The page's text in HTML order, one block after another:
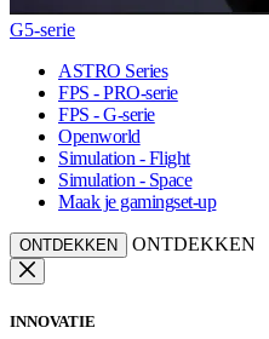
G5-serie
ASTRO Series
FPS - PRO-serie
FPS - G-serie
Openworld
Simulation - Flight
Simulation - Space
Maak je gamingset-up
ONTDEKKEN ONTDEKKEN
INNOVATIE